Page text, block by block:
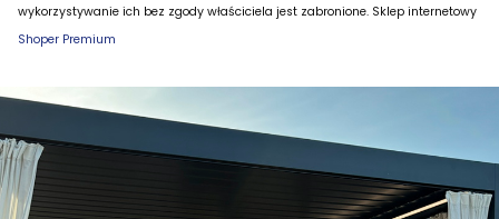
wykorzystywanie ich bez zgody właściciela jest zabronione. Sklep internetowy
Shoper Premium